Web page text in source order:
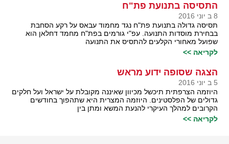
התסיסה בתנועת פת"ח
8 ב יוני 2016
תסיסה גדולה בתנועת פת"ח נגד מחמוד עבאס על רקע הסחבת
בבחירת מוסדות התנועה. עפ"י גורמים בפת"ח מחמד דחלאן הוא
שפועל מאחורי הקלעים להתסיס את התנועה
לקריאה >>
הצגה שסופה ידוע מראש
5 ב יוני 2016
היוזמה הצרפתית תיכשל מכיוון שאיננה מקובלת על ישראל ועל חלקים
גדולים של הפלסטינים. היוזמה המצרית היא שתהפוך בחודשים
הקרובים למהלך העיקרי להנעת המשא ומתן בין
לקריאה >>